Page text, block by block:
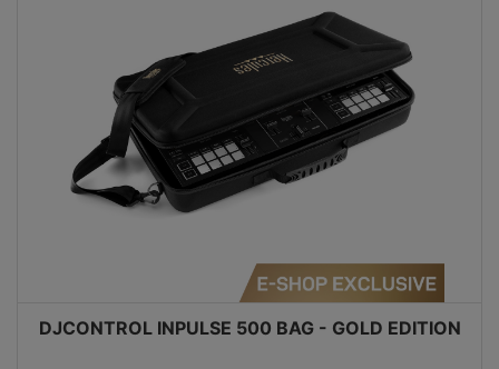
DJCONTROL INPULSE 500 BAG - GOLD EDITION